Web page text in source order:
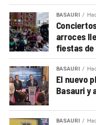
BASAURI
arroces
fiestas de
BASAURI
El nuevo
Basauri y
BASAURI